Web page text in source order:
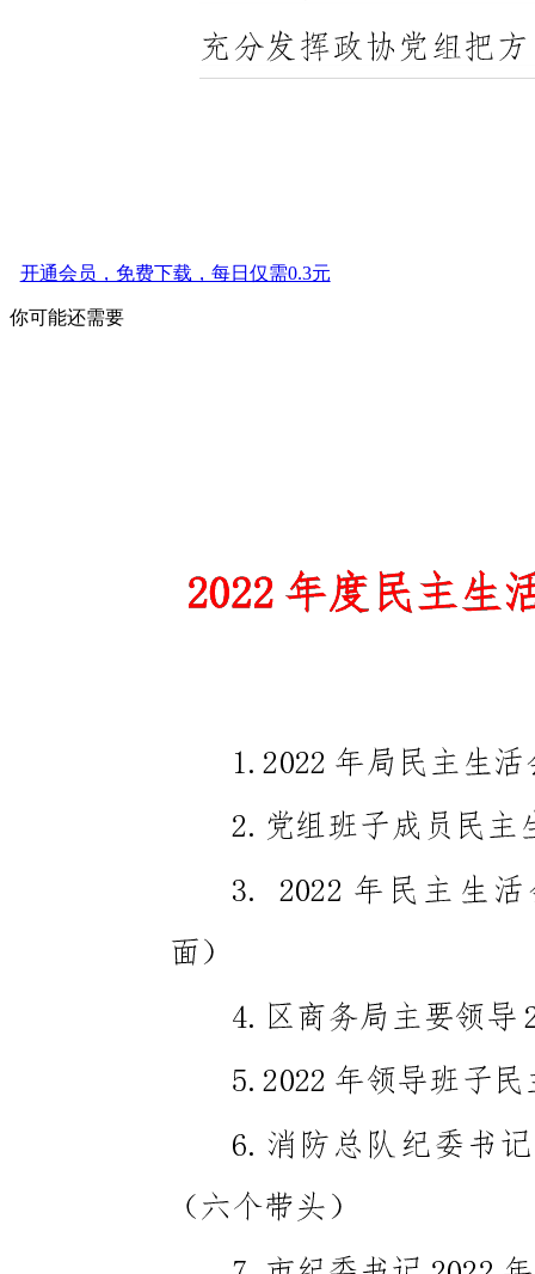
开通会员，免费下载，每日仅需0.3元
你可能还需要